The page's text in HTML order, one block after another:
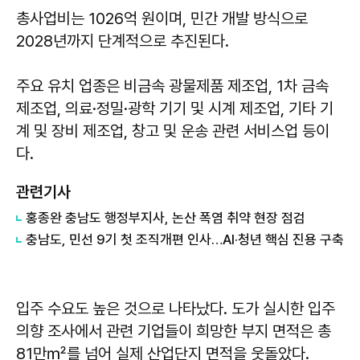
총사업비는 1026억 원이며, 민간 개발 방식으로
2028년까지 단계적으로 추진된다.
주요 유치 업종은 비금속 광물제품 제조업, 1차 금속
제조업, 의료·정밀·광학 기기 및 시계 제조업, 기타 기
계 및 장비 제조업, 창고 및 운송 관련 서비스업 등이
다.
관련기사
홍종완 충남도 행정부지사, 논산 폭염 취약 현장 점검
충남도, 민선 9기 첫 조직개편 인사…AI·청년 핵심 진용 구축
입주 수요도 높은 것으로 나타났다. 도가 실시한 입주
의향 조사에서 관련 기업들이 희망한 부지 면적은 총
81만㎡를 넘어 실제 산업단지 면적을 웃돌았다.